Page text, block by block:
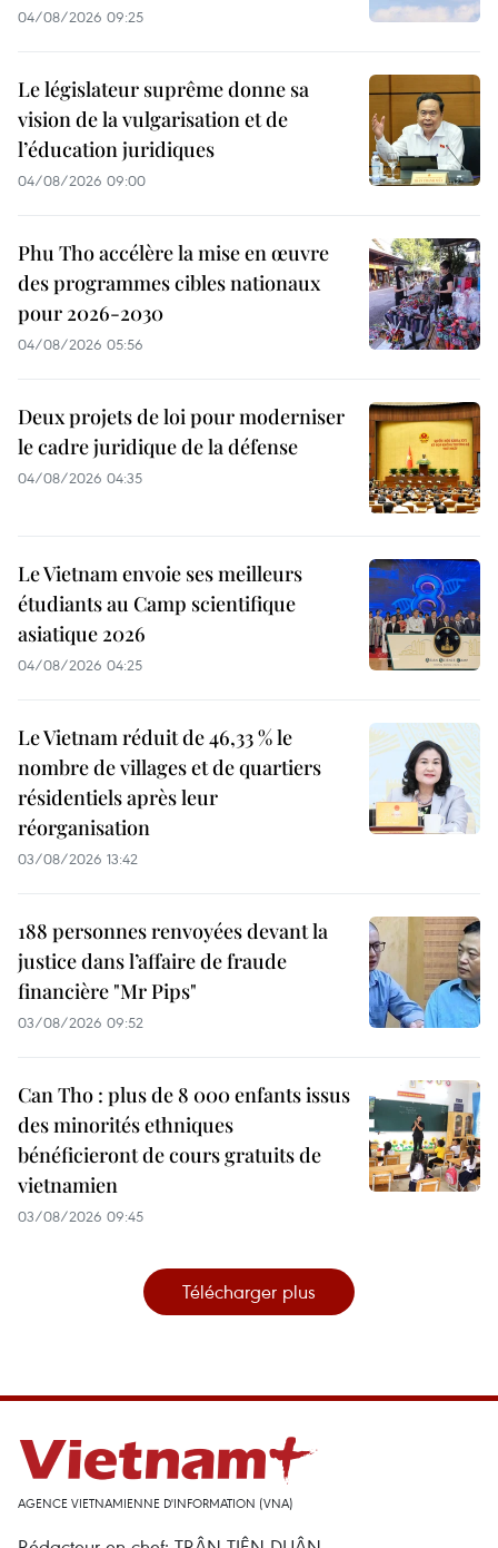
04/08/2026 09:25
Le législateur suprême donne sa
vision de la vulgarisation et de
l’éducation juridiques
04/08/2026 09:00
Phu Tho accélère la mise en œuvre
des programmes cibles nationaux
pour 2026-2030
04/08/2026 05:56
Deux projets de loi pour moderniser
le cadre juridique de la défense
04/08/2026 04:35
Le Vietnam envoie ses meilleurs
étudiants au Camp scientifique
asiatique 2026
04/08/2026 04:25
Le Vietnam réduit de 46,33 % le
nombre de villages et de quartiers
résidentiels après leur
réorganisation
03/08/2026 13:42
188 personnes renvoyées devant la
justice dans l’affaire de fraude
financière "Mr Pips"
03/08/2026 09:52
Can Tho : plus de 8 000 enfants issus
des minorités ethniques
bénéficieront de cours gratuits de
vietnamien
03/08/2026 09:45
Télécharger plus
AGENCE VIETNAMIENNE D'INFORMATION (VNA)